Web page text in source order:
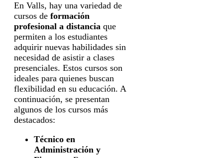
En Valls, hay una variedad de
cursos de formación
profesional a distancia que
permiten a los estudiantes
adquirir nuevas habilidades sin
necesidad de asistir a clases
presenciales. Estos cursos son
ideales para quienes buscan
flexibilidad en su educación. A
continuación, se presentan
algunos de los cursos más
destacados:
Técnico en
Administración y